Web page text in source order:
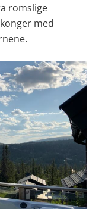
romslige
med
.